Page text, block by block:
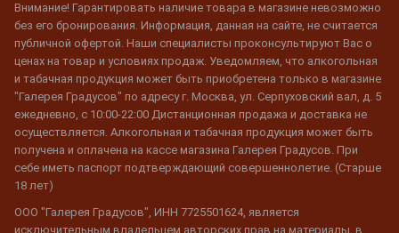
Внимание! Гарантировать наличие товара в магазине невозможно
без его бронирования. Информация, данная на сайте, не считается
публичной офертой. Наши специалисты проконсультируют Вас о
ценах на товар и условиях продаж. Уведомляем, что алкогольная
и табачная продукция может быть приобретена только в магазине
"Галерея Градусов" по адресу г. Москва, ул. Серпуховский вал, д. 5
ежедневно, с 10:00-22:00 Дистанционная продажа и доставка не
осуществляется. Алкогольная и табачная продукция может быть
получена и оплачена на кассе магазина Галерея Градусов. При
себе иметь паспорт подтверждающий совершеннолетие. (Старше
18 лет)
ООО "Галерея Градусов", ИНН 7725501624, является
исключительным владельцем авторских прав на материалы, в